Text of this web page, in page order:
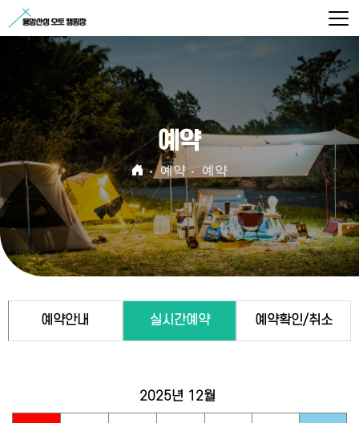
예약
예약 예약
예약안내 실시간예약 예약확인/취소
2025년 12월